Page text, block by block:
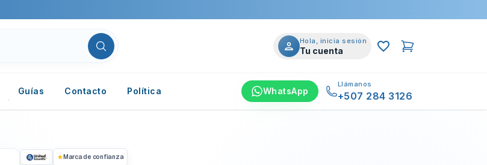
Hola, inicia sesión
Tu cuenta
Guías Contacto Política WhatsApp
Llámanos
+507 284 3126
Marca de confianza